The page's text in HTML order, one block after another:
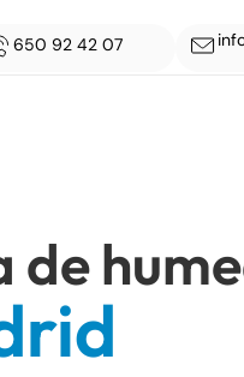
650 92 42 07
de